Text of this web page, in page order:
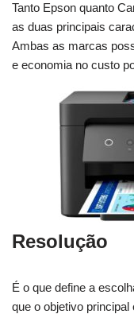
Tanto Epson quanto
as duas principais
Ambas as marcas
e economia no custo
Resolução
É o que define a
que o objetivo